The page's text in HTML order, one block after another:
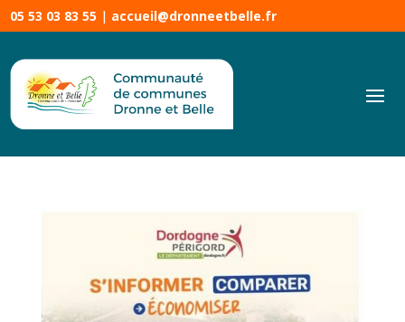
05 53 03 83 55 | accueil@dronneetbelle.fr